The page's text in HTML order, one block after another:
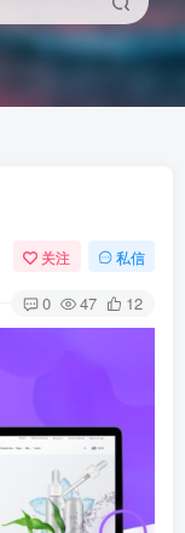
关注 私信
0 47 12